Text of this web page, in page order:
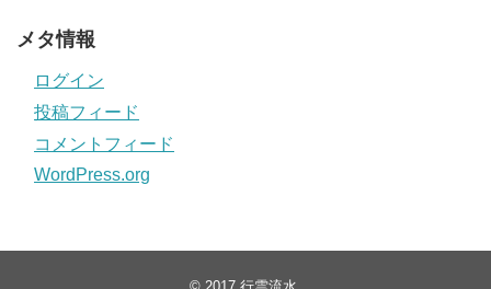
メタ情報
ログイン
投稿フィード
コメントフィード
WordPress.org